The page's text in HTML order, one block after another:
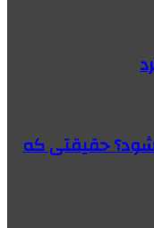
حقیقتی که